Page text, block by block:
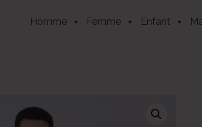
Homme Femme Enfant